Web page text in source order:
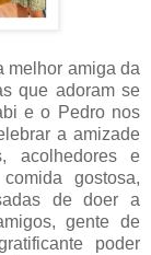
melhor amiga da
que adoram se
e o Pedro nos
a amizade
acolhedores e
gostosa,
de doer a
gente de
poder